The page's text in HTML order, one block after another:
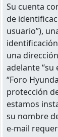
Su cuenta
de
usuario”),
una
adelante “su
“Foro
protección
estamos
su nombre
e-mail